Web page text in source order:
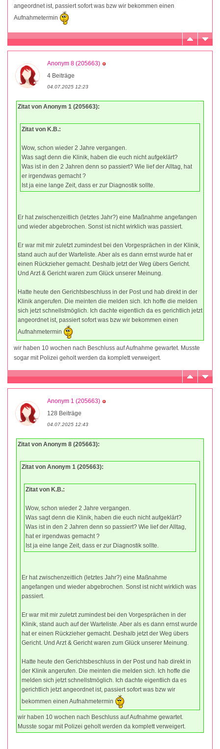
angeordnet ist, passiert sofort was bzw wir bekommen einen
Aufnahmetermin
Anonym 8 (205663)
4 Beiträge
04.07.2025 12:23
Zitat von Anonym 1 (205663):
Zitat von K.B.:
Wow, schon wieder 2 Jahre vergangen.
Was sagt denn die Klinik, haben die euch nicht aufgeklärt?
Was ist in den 2 Jahren denn so passiert? Wie lief der Alltag, hat
er irgendwas gemacht ?
Ist ja eine lange Zeit, dass er zur Diagnostik sollte.
Er hat zwischenzeitlich (letztes Jahr?) eine Maßnahme angefangen
und wieder abgebrochen. Sonst ist nicht wirklich was passiert.
Er war mit mir zuletzt zumindest bei den Vorgesprächen in der Klinik,
stand auch auf der Warteliste. Aber als es dann ernst wurde hat er
einen Rückzieher gemacht. Deshalb jetzt der Weg übers Gericht.
Und Arzt & Gericht waren zum Glück unserer Meinung.
Hatte heute den Gerichtsbeschluss in der Post und hab direkt in der
Klinik angerufen. Die meinten die melden sich. Ich hoffe die melden
sich jetzt schnellstmöglich. Ich dachte eigentlich da es gerichtlich jetzt
angeordnet ist, passiert sofort was bzw wir bekommen einen
Aufnahmetermin
wir haben 10 wochen nach Beschluss auf Aufnahme gewartet. Musste
sogar mit Polizei geholt werden da komplett verweigert.
Anonym 1 (205663)
128 Beiträge
04.07.2025 12:43
Zitat von Anonym 8 (205663):
Zitat von Anonym 1 (205663):
Zitat von K.B.:
Wow, schon wieder 2 Jahre vergangen.
Was sagt denn die Klinik, haben die euch nicht aufgeklärt?
Was ist in den 2 Jahren denn so passiert? Wie lief der Alltag,
hat er irgendwas gemacht ?
Ist ja eine lange Zeit, dass er zur Diagnostik sollte.
Er hat zwischenzeitlich (letztes Jahr?) eine Maßnahme
angefangen und wieder abgebrochen. Sonst ist nicht wirklich was
passiert.
Er war mit mir zuletzt zumindest bei den Vorgesprächen in der
Klinik, stand auch auf der Warteliste. Aber als es dann ernst wurde
hat er einen Rückzieher gemacht. Deshalb jetzt der Weg übers
Gericht. Und Arzt & Gericht waren zum Glück unserer Meinung.
Hatte heute den Gerichtsbeschluss in der Post und hab direkt in
der Klinik angerufen. Die meinten die melden sich. Ich hoffe die
melden sich jetzt schnellstmöglich. Ich dachte eigentlich da es
gerichtlich jetzt angeordnet ist, passiert sofort was bzw wir
bekommen einen Aufnahmetermin
wir haben 10 wochen nach Beschluss auf Aufnahme gewartet.
Musste sogar mit Polizei geholt werden da komplett verweigert.